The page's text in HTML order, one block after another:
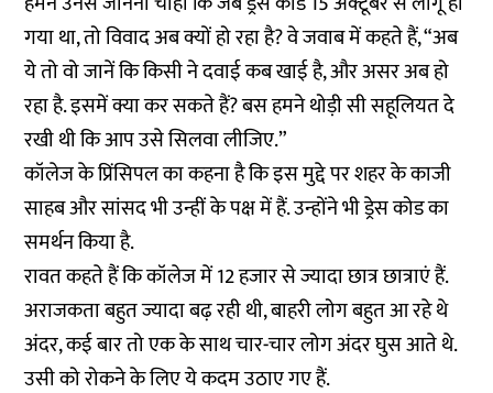
गया था, तो विवाद अब क्यों हो रहा है? वे जवाब में कहते हैं, “अब
ये तो वो जानें कि किसी ने दवाई कब खाई है, और असर अब हो
रहा है. इसमें क्या कर सकते हैं? बस हमने थोड़ी सी सहूलियत दे
रखी थी कि आप उसे सिलवा लीजिए.”
कॉलेज के प्रिंसिपल का कहना है कि इस मुद्दे पर शहर के काजी
साहब और सांसद भी उन्हीं के पक्ष में हैं. उन्होंने भी ड्रेस कोड का
समर्थन किया है.
रावत कहते हैं कि कॉलेज में 12 हजार से ज्यादा छात्र छात्राएं हैं.
अराजकता बहुत ज्यादा बढ़ रही थी, बाहरी लोग बहुत आ रहे थे
अंदर, कई बार तो एक के साथ चार-चार लोग अंदर घुस आते थे.
उसी को रोकने के लिए ये कदम उठाए गए हैं.